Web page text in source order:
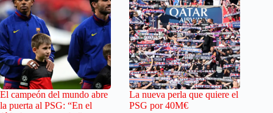
El campeón del mundo abre
la puerta al PSG: “En el
La nueva perla que quiere el
PSG por 40M€